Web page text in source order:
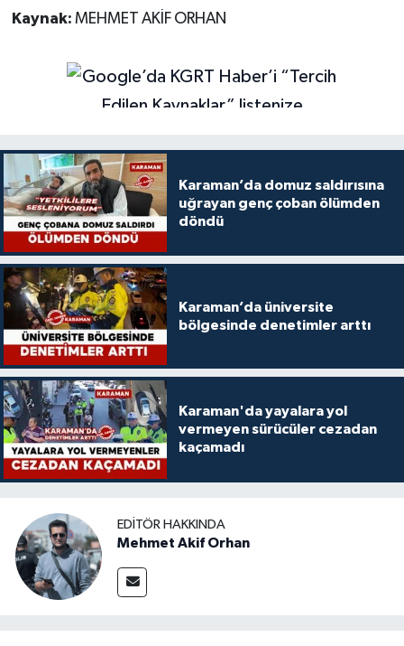
Kaynak: MEHMET AKİF ORHAN
Karaman’da domuz saldırısına
uğrayan genç çoban ölümden
döndü
Karaman’da üniversite
bölgesinde denetimler arttı
Karaman'da yayalara yol
vermeyen sürücüler cezadan
kaçamadı
EDITÖR HAKKINDA
Mehmet Akif Orhan